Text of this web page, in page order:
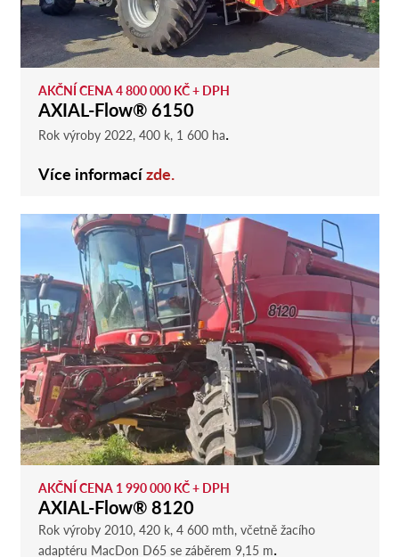
AKČNÍ CENA 4 800 000 KČ + DPH
AXIAL-Flow® 6150
Rok výroby 2022, 400 k, 1 600 ha.
Více informacízde.
AKČNÍ CENA 1 990 000 KČ + DPH
AXIAL-Flow® 8120
Rok výroby 2010, 420 k, 4 600 mth, včetně žacího
adaptéru MacDon D65 se záběrem 9,15 m.